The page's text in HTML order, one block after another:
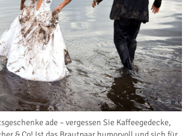
ade – vergessen Sie Kaffeegedecke,